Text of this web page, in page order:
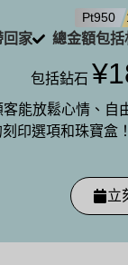
Pt950
回家 總金額包
包括鉆石
能放鬆心情、
印選項和珠寶
立